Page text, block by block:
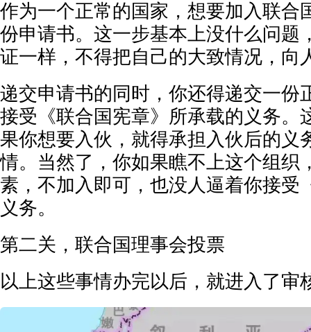
作为一个正常的国家，想要加入联合
份申请书。这一步基本上没什么问题
证一样，不得把自己的大致情况，向
递交申请书的同时，你还得递交一份
接受《联合国宪章》所承载的义务。
果你想要入伙，就得承担入伙后的义
情。当然了，你如果瞧不上这个组织
素，不加入即可，也没人逼着你接受
义务。
第二关，联合国理事会投票
以上这些事情办完以后，就进入了审